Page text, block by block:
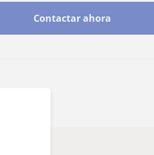
Contactar ahora